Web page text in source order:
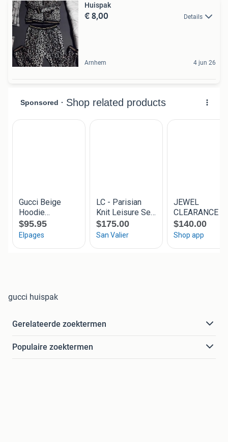
Huispak
€ 8,00 Details
Arnhem 4 jun 26
gucci huispak
Gerelateerde zoektermen
Populaire zoektermen